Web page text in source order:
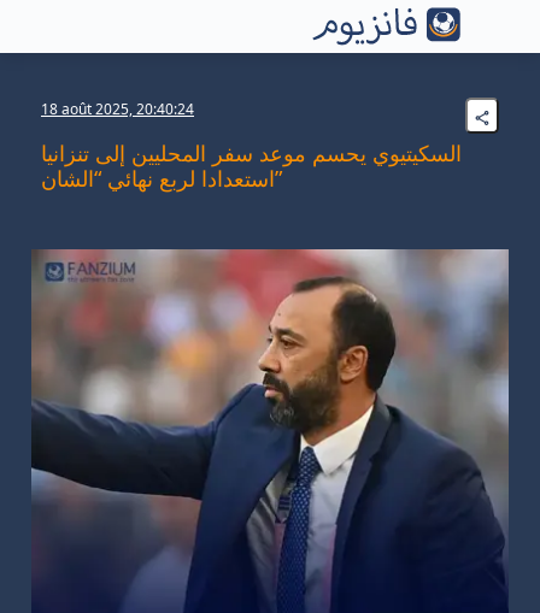
18 août 2025, 20:40:24
السكيتيوي يحسم موعد سفر المحليين إلى تنزانيا
استعدادا لربع نهائي “الشان”